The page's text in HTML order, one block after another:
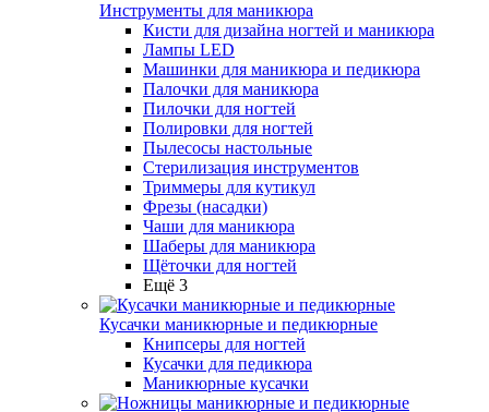
Инструменты для маникюра
Кисти для дизайна ногтей и маникюра
Лампы LED
Машинки для маникюра и педикюра
Палочки для маникюра
Пилочки для ногтей
Полировки для ногтей
Пылесосы настольные
Стерилизация инструментов
Триммеры для кутикул
Фрезы (насадки)
Чаши для маникюра
Шаберы для маникюра
Щёточки для ногтей
Ещё 3
Кусачки маникюрные и педикюрные
Книпсеры для ногтей
Кусачки для педикюра
Маникюрные кусачки